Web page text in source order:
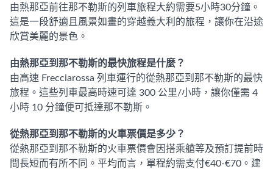
由熱那亞前往那不勒斯的列車旅程大約需要5小時30分鐘。
這是一段舒適且風景如畫的穿越義大利的旅程，讓你在沿途
欣賞美麗的景色。
由熱那亞到那不勒斯的最快旅程是什麼？
由高速 Frecciarossa 列車運行的從熱那亞到那不勒斯的最快
旅程。這些列車最高時速可達 300 公里/小時，讓你僅需 4
小時 10 分鐘便可抵達那不勒斯。
從熱那亞到那不勒斯的火車票價是多少？
從熱那亞到那不勒斯的火車票價會因搭乘艙等及預訂提前時
間長短而有所不同。平均而言，單程約需支付€40-€70。建